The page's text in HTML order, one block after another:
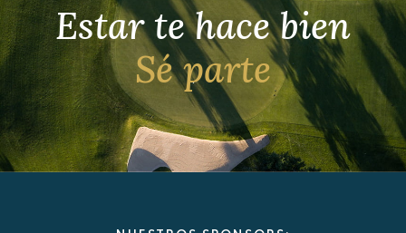
Estar te hace bien
Sé parte